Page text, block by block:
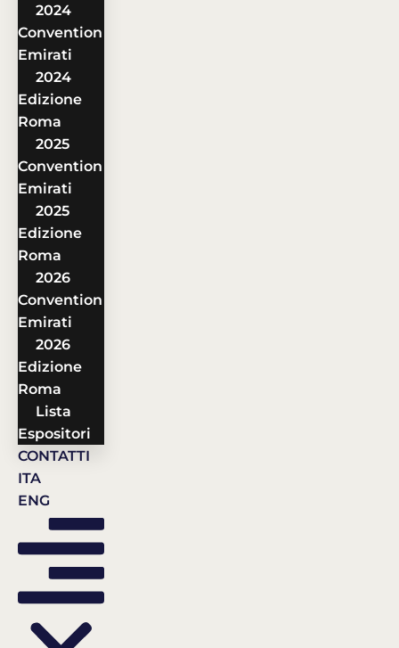
2024
Convention
Emirati
2024
Edizione
Roma
2025
Convention
Emirati
2025
Edizione
Roma
2026
Convention
Emirati
2026
Edizione
Roma
Lista
Espositori
CONTATTI
ITA
ENG